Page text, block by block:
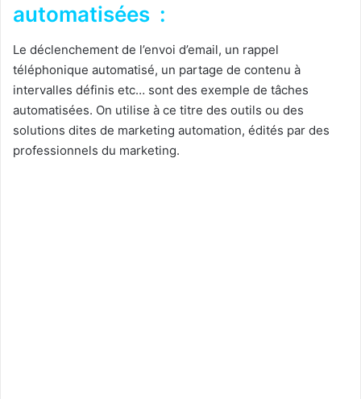
automatisées :
Le déclenchement de l’envoi d’email, un rappel
téléphonique automatisé, un partage de contenu à
intervalles définis etc… sont des exemple de tâches
automatisées. On utilise à ce titre des outils ou des
solutions dites de marketing automation, édités par des
professionnels du marketing.